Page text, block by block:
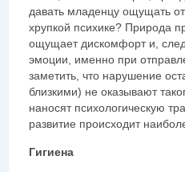
давать младенцу ощущать
хрупкой психике? Природа
ощущает дискомфорт и,
эмоции, именно при
заметить, что нарушение
близкими) не оказывают
наносят психологическую
развитие происходит
Гигиена